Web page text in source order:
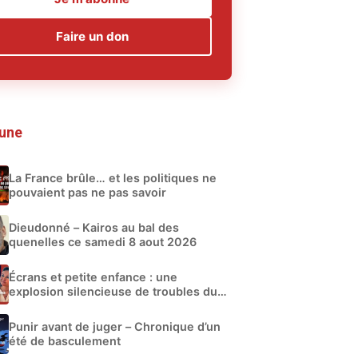
Faire un don
La France brûle… et les politiques ne
pouvaient pas ne pas savoir
Dieudonné – Kairos au bal des
quenelles ce samedi 8 aout 2026
Écrans et petite enfance : une
explosion silencieuse de troubles du
Punir avant de juger – Chronique d’un
été de basculement